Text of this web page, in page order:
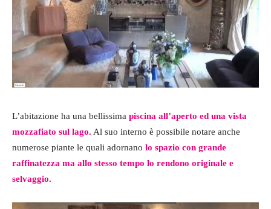
L’abitazione ha una bellissima piscina all’aperto ed una vista
mozzafiato sul lago. Al suo interno è possibile notare anche
numerose piante le quali adornano lo spazio con grande
raffinatezza ma allo stesso tempo lo rendono originale e
selvaggio.